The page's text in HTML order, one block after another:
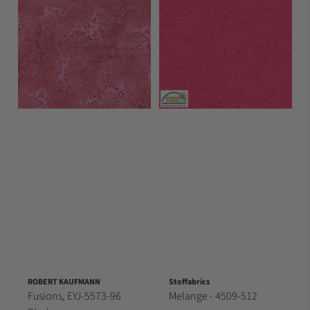
ROBERT KAUFMANN
Fusions, EYJ-5573-96
Stoffabrics
Melange - 4509-512